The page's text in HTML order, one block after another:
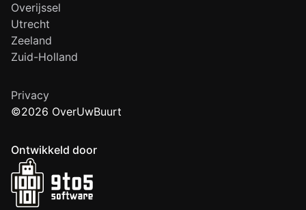
Overijssel
Utrecht
Zeeland
Zuid-Holland
Privacy
©2026 OverUwBuurt
Ontwikkeld door